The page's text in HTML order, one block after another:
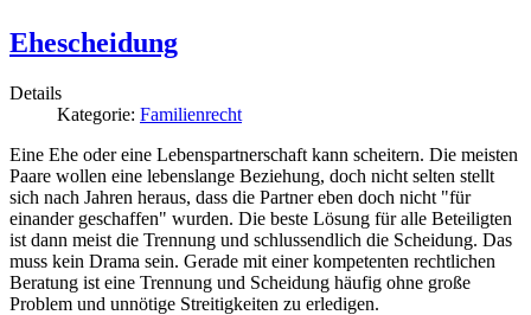
Ehescheidung
Details
Kategorie: Familienrecht
Eine Ehe oder eine Lebenspartnerschaft kann scheitern. Die meisten
Paare wollen eine lebenslange Beziehung, doch nicht selten stellt
sich nach Jahren heraus, dass die Partner eben doch nicht "für
einander geschaffen" wurden. Die beste Lösung für alle Beteiligten
ist dann meist die Trennung und schlussendlich die Scheidung. Das
muss kein Drama sein. Gerade mit einer kompetenten rechtlichen
Beratung ist eine Trennung und Scheidung häufig ohne große
Problem und unnötige Streitigkeiten zu erledigen.